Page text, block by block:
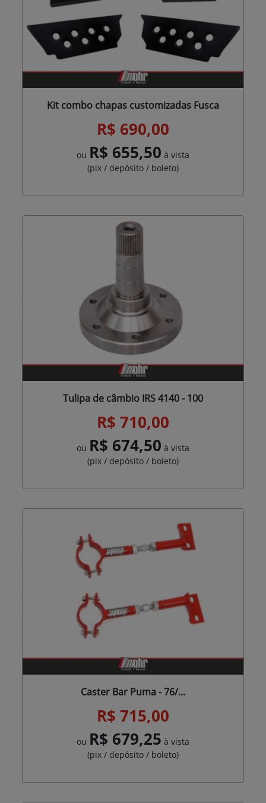
Kit combo chapas customizadas Fusca
R$ 690,00
ou R$ 655,50 à vista
(pix / depósito / boleto)
Tulipa de câmbio IRS 4140 - 100
R$ 710,00
ou R$ 674,50 à vista
(pix / depósito / boleto)
Caster Bar Puma - 76/...
R$ 715,00
ou R$ 679,25 à vista
(pix / depósito / boleto)